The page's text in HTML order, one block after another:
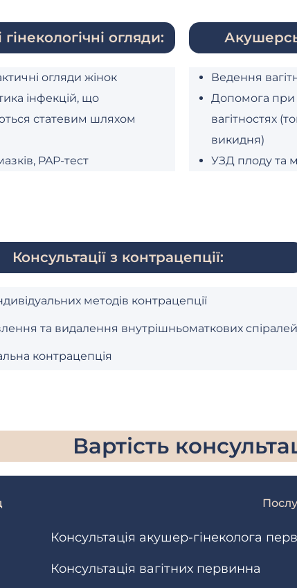
огляди:
огляди жінок
інфекцій, що
статевим шляхом
PAP-тест
Ведення
Допомога при
вагітностях
викидня)
УЗД плоду та
Консультації з контрацепції:
методів контрацепції
та видалення внутрішньоматкових спіралей
контрацепція
Вартість
Консультація акушер-гінеколога
Консультація вагітних первинна